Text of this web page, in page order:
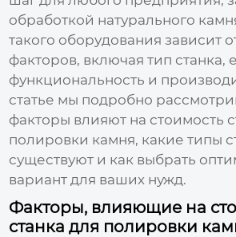
обработкой натурального
такого оборудования зависит
факторов, включая тип станка,
функциональность и
статье мы подробно
факторы влияют на стоимость
полировки камня, какие типы
существуют и как выбрать
вариант для ваших нужд.
Факторы, влияющие на
станка для полировки